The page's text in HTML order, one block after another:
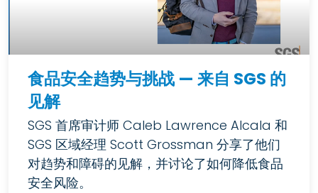
食品安全趋势与挑战 — 来自 SGS 的
见解
SGS 首席审计师 Caleb Lawrence Alcala 和
SGS 区域经理 Scott Grossman 分享了他们
对趋势和障碍的见解，并讨论了如何降低食品
安全风险。